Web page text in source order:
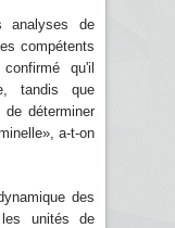
analyses de
compétents
qu'il
tandis que
déterminer
a-t-on
des
unités de